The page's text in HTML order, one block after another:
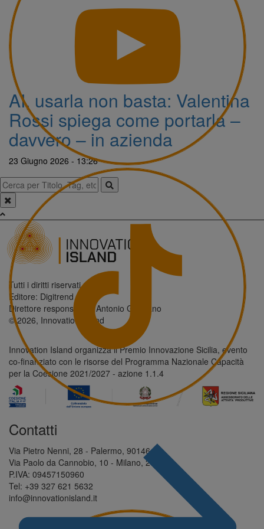
AI, usarla non basta: Valentina
Rossi spiega come portarla –
davvero – in azienda
23 Giugno 2026 - 13:26
Tutti i diritti riservati.
Editore: Digitrend S.r.l.
Direttore responsabile: Antonio Giordano
© 2026, Innovation Island
Innovation Island organizza il Premio Innovazione Sicilia, evento
co-finanziato con le risorse del Programma Nazionale Capacità
per la Coesione 2021/2027 - azione 1.1.4
Contatti
Via Pietro Nenni, 28 - Palermo, 90146
Via Paolo da Cannobio, 10 - Milano, 20123
P.IVA: 09457150960
Tel: +39 327 621 5632
info@innovationisland.it